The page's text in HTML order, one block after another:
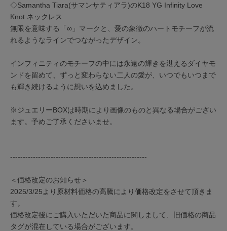
◇Samantha Tiara(サマンサティアラ)のK18 YG Infinity Love
Knot ネックレス
無限を意味する「∞」マークと、愛の象徴のハートモチーフが流
れるようなラインでつながったデザイン。
インフィニティのモチーフの中には永遠の輝きを湛えるダイヤモ
ンドを留めて、ずっと変わらない二人の愛が、いつでもいつまで
も輝き続けるように想いを込めました。
※ジュエリーBOXは時期により画像のものと異なる場合がござい
ます。予めご了承くださいませ。
------------------------------------------------------
＜価格改定のお知らせ＞
2025/3/25より原材料価格の高騰により価格改定をさせて頂きま
す。
価格改定後にご購入いただいた商品に関しまして、旧価格の商品
タグが混在している場合がございます。